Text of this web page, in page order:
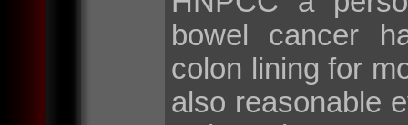
bowel cancer
colon lining for
also reasonable